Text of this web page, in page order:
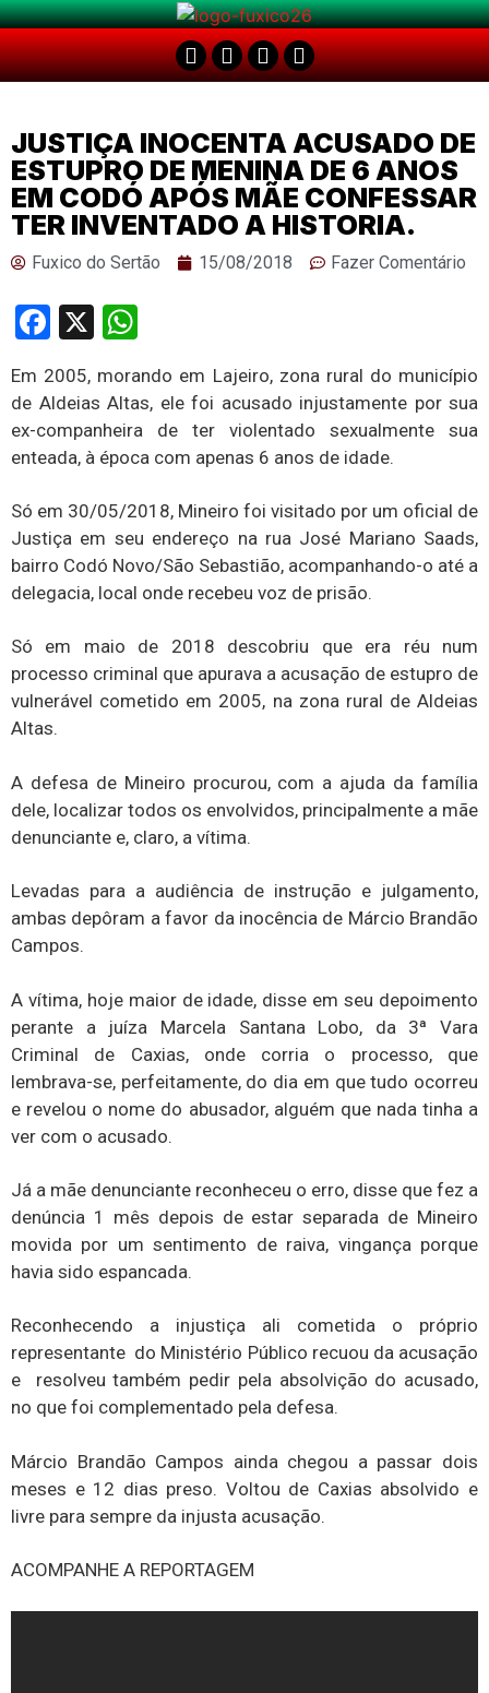
JUSTIÇA INOCENTA ACUSADO DE
ESTUPRO DE MENINA DE 6 ANOS
EM CODÓ APÓS MÃE CONFESSAR
TER INVENTADO A HISTORIA.
Fuxico do Sertão 15/08/2018 Fazer Comentário
Facebook
X
Em 2005, morando em Lajeiro, zona rural do município
de Aldeias Altas, ele foi acusado injustamente por sua
ex-companheira de ter violentado sexualmente sua
enteada, à época com apenas 6 anos de idade.
Só em 30/05/2018, Mineiro foi visitado por um oficial de
Justiça em seu endereço na rua José Mariano Saads,
bairro Codó Novo/São Sebastião, acompanhando-o até a
delegacia, local onde recebeu voz de prisão.
Só em maio de 2018 descobriu que era réu num
processo criminal que apurava a acusação de estupro de
vulnerável cometido em 2005, na zona rural de Aldeias
Altas.
A defesa de Mineiro procurou, com a ajuda da família
dele, localizar todos os envolvidos, principalmente a mãe
denunciante e, claro, a vítima.
Levadas para a audiência de instrução e julgamento,
ambas depôram a favor da inocência de Márcio Brandão
Campos.
A vítima, hoje maior de idade, disse em seu depoimento
perante a juíza Marcela Santana Lobo, da 3ª Vara
Criminal de Caxias, onde corria o processo, que
lembrava-se, perfeitamente, do dia em que tudo ocorreu
e revelou o nome do abusador, alguém que nada tinha a
ver com o acusado.
Já a mãe denunciante reconheceu o erro, disse que fez a
denúncia 1 mês depois de estar separada de Mineiro
movida por um sentimento de raiva, vingança porque
havia sido espancada.
Reconhecendo a injustiça ali cometida o próprio
representante do Ministério Público recuou da acusação
e resolveu também pedir pela absolvição do acusado,
no que foi complementado pela defesa.
Márcio Brandão Campos ainda chegou a passar dois
meses e 12 dias preso. Voltou de Caxias absolvido e
livre para sempre da injusta acusação.
ACOMPANHE A REPORTAGEM